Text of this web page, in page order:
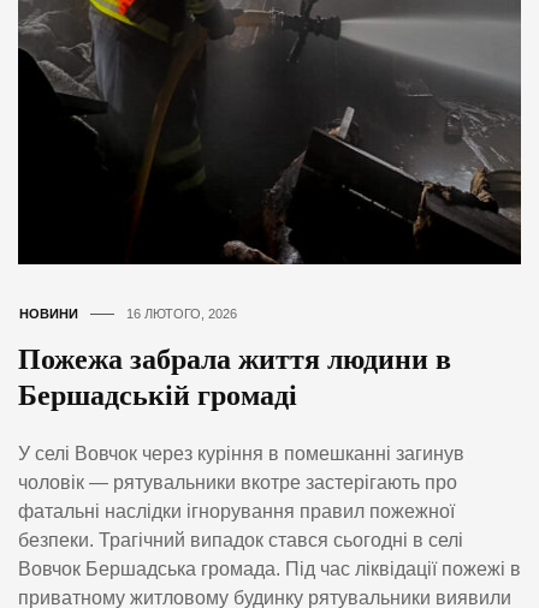
НОВИНИ 16 ЛЮТОГО, 2026
Пожежа забрала життя людини в
Бершадській громаді
У селі Вовчок через куріння в помешканні загинув
чоловік — рятувальники вкотре застерігають про
фатальні наслідки ігнорування правил пожежної
безпеки. Трагічний випадок стався сьогодні в селі
Вовчок Бершадська громада. Під час ліквідації пожежі в
приватному житловому будинку рятувальники виявили